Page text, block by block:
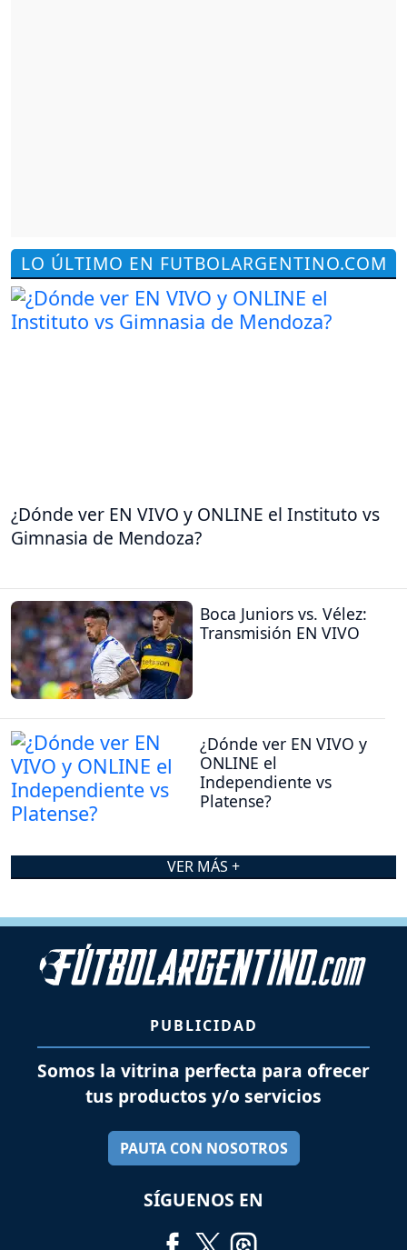
LO ÚLTIMO EN FUTBOLARGENTINO.COM
¿Dónde ver EN VIVO y ONLINE el Instituto vs
Gimnasia de Mendoza?
Boca Juniors vs. Vélez:
Transmisión EN VIVO
¿Dónde ver EN VIVO y
ONLINE el
Independiente vs
Platense?
VER MÁS +
PUBLICIDAD
Somos la vitrina perfecta para ofrecer
tus productos y/o servicios
PAUTA CON NOSOTROS
SÍGUENOS EN